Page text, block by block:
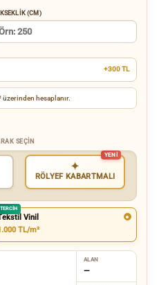
(CM)
+300 TL
hesaplanır.
SEÇIN
✦
RÖLYEF KABARTMALI
TERCIH
Vinil
TL/m²
ALAN
—